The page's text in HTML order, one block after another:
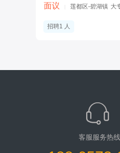
面议 莲都区-碧湖镇 大
招聘1 人
客服服务热线